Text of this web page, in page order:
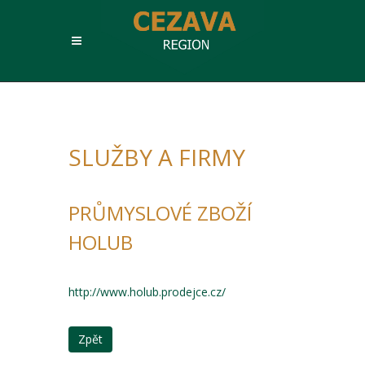
SLUŽBY A FIRMY
PRŮMYSLOVÉ ZBOŽÍ
HOLUB
http://www.holub.prodejce.cz/
Zpět